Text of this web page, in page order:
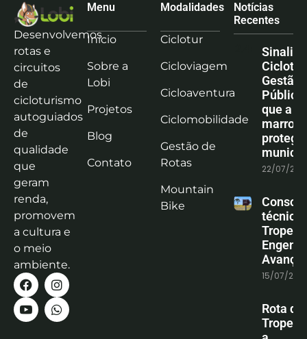
Desenvolvemos
rotas e
circuitos
de
cicloturismo
autoguiados
de
qualidade
que
geram
renda,
promovem
a cultura e
o meio
ambiente.
Menu
Início
Sobre a
Lobi
Projetos
Blog
Contato
Modalidades
Ciclotur
Cicloviagem
Cicloaventura
Ciclomobilidade
Gestão de
Rotas
Mountain
Bike
Notícias
Recentes
Gestão
que a
marrom
protege
22/07/
técnica
15/07/
Rota